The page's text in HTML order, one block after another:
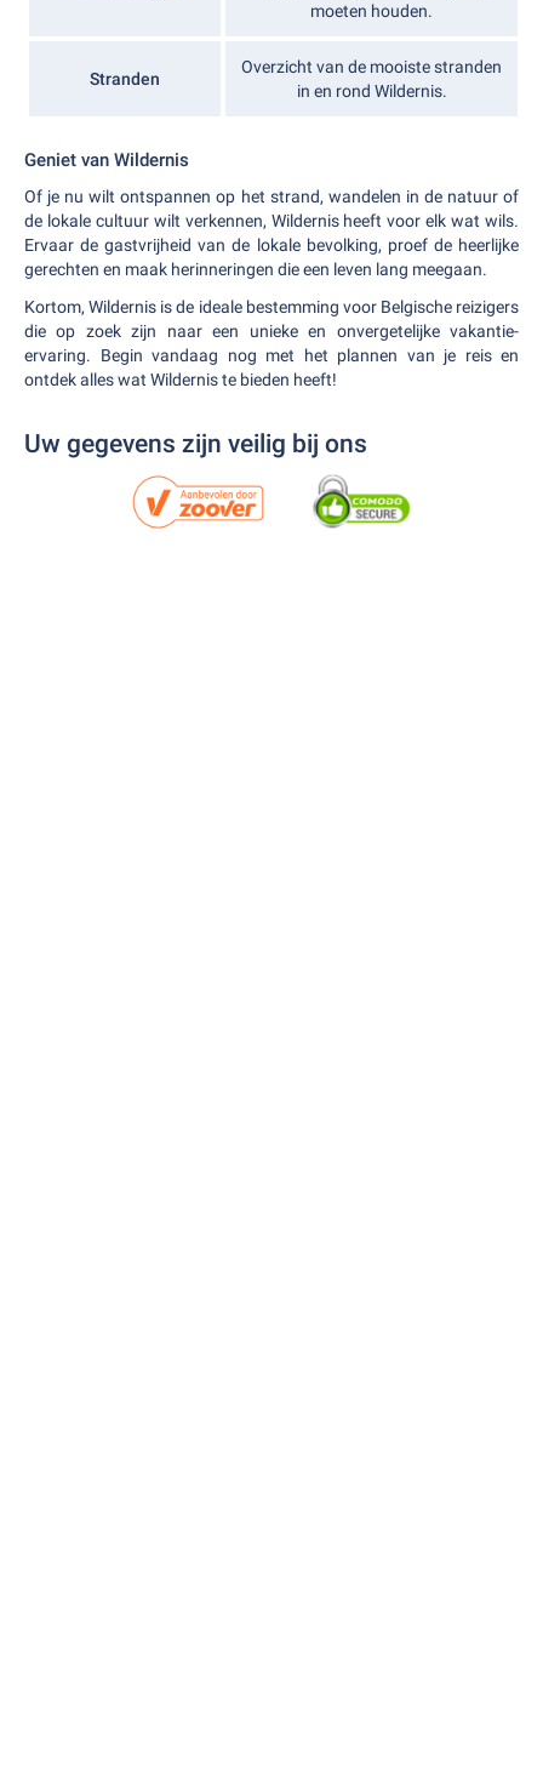
moeten houden.
Stranden
Overzicht van de mooiste stranden
in en rond Wildernis.
Geniet van Wildernis
Of je nu wilt ontspannen op het strand, wandelen in de natuur of
de lokale cultuur wilt verkennen, Wildernis heeft voor elk wat wils.
Ervaar de gastvrijheid van de lokale bevolking, proef de heerlijke
gerechten en maak herinneringen die een leven lang meegaan.
Kortom, Wildernis is de ideale bestemming voor Belgische reizigers
die op zoek zijn naar een unieke en onvergetelijke vakantie-
ervaring. Begin vandaag nog met het plannen van je reis en
ontdek alles wat Wildernis te bieden heeft!
Uw gegevens zijn veilig bij ons